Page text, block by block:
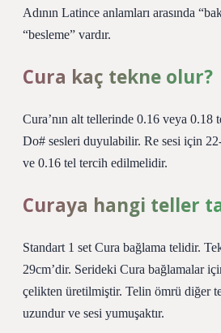
Adının Latince anlamları arasında
“besleme” vardır.
Cura kaç tekne olur?
Cura’nın alt tellerinde 0.16 veya 0.18
Do# sesleri duyulabilir. Re sesi için
ve 0.16 tel tercih edilmelidir.
Curaya hangi teller
Standart 1 set Cura bağlama telidir.
29cm’dir. Serideki Cura bağlamalar
çelikten üretilmiştir. Telin ömrü diğer
uzundur ve sesi yumuşaktır.